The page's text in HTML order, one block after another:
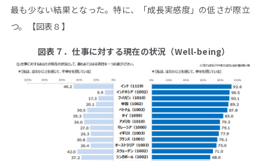
最も少ない結果となった。特に、「成長実感度」の低さが際立
つ。【図表８】
図表７．仕事に対する現在の状況（Well-being）